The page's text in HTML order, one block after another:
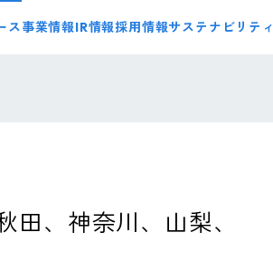
ス事業情報IR情報採用情報サステナビリティ
、神奈川、山梨、